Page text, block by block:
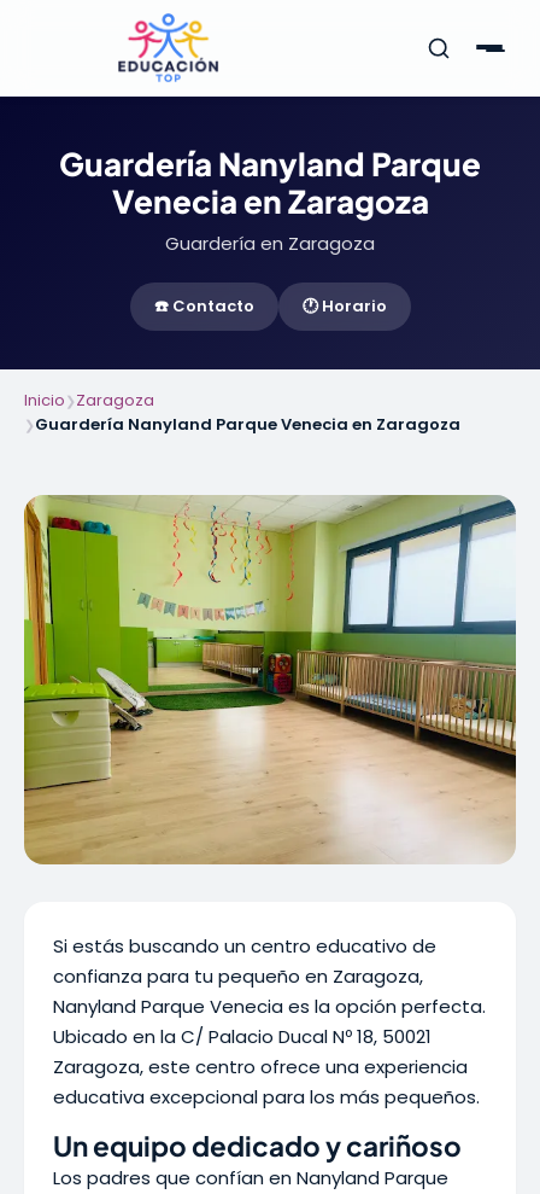
Guardería Nanyland Parque
Venecia en Zaragoza
Guardería en Zaragoza
☎️ Contacto 🕐 Horario
Inicio❯Zaragoza
❯Guardería Nanyland Parque Venecia en Zaragoza
Si estás buscando un centro educativo de
confianza para tu pequeño en Zaragoza,
Nanyland Parque Venecia es la opción perfecta.
Ubicado en la C/ Palacio Ducal Nº 18, 50021
Zaragoza, este centro ofrece una experiencia
educativa excepcional para los más pequeños.
Un equipo dedicado y cariñoso
Los padres que confían en Nanyland Parque